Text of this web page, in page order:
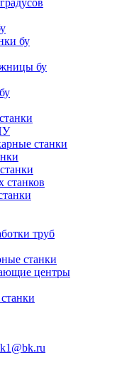
бу
бу
станки
станков
труб
станки
центры